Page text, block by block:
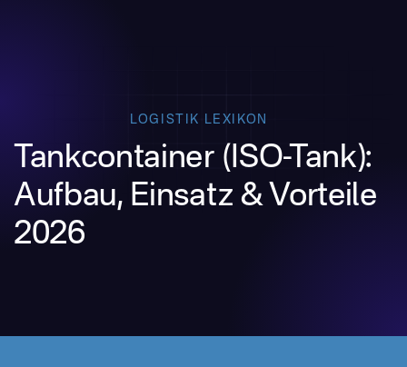
LOGISTIK LEXIKON
Tankcontainer (ISO-Tank):
Aufbau, Einsatz & Vorteile
2026